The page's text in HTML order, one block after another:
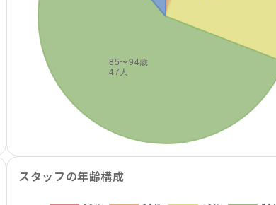
スタッフの年齢構成